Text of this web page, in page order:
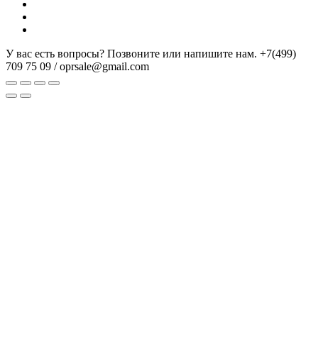
У вас есть вопросы? Позвоните или напишите нам. +7(499)
709 75 09 / oprsale@gmail.com